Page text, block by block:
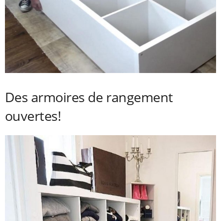
Des armoires de rangement
ouvertes!